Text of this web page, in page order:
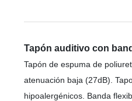
Tapón auditivo con
Tapón de espuma de
atenuación baja (27dB).
hipoalergénicos. Banda